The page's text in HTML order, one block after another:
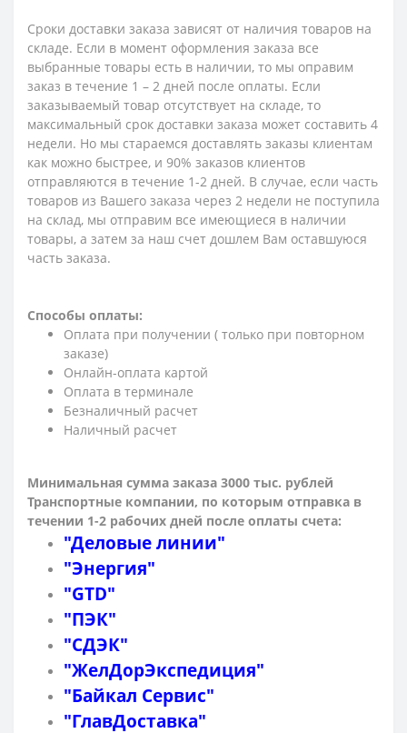
Сроки доставки заказа зависят от наличия товаров на
складе. Если в момент оформления заказа все
выбранные товары есть в наличии, то мы оправим
заказ в течение 1 – 2 дней после оплаты. Если
заказываемый товар отсутствует на складе, то
максимальный срок доставки заказа может составить 4
недели. Но мы стараемся доставлять заказы клиентам
как можно быстрее, и 90% заказов клиентов
отправляются в течение 1-2 дней. В случае, если часть
товаров из Вашего заказа через 2 недели не поступила
на склад, мы отправим все имеющиеся в наличии
товары, а затем за наш счет дошлем Вам оставшуюся
часть заказа.
Способы оплаты:
Оплата при получении ( только при повторном
заказе)
Онлайн-оплата картой
Оплата в терминале
Безналичный расчет
Наличный расчет
Минимальная сумма заказа 3000 тыс. рублей
Транспортные компании, по которым отправка в
течении 1-2 рабочих дней после оплаты счета:
"Деловые линии"
"Энергия"
"GTD"
"ПЭК"
"СДЭК"
"ЖелДорЭкспедиция"
"Байкал Сервис"
"ГлавДоставка"